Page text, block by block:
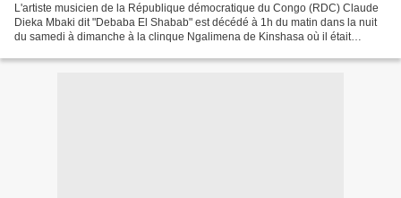
L'artiste musicien de la République démocratique du Congo (RDC) Claude
Dieka Mbaki dit "Debaba El Shabab" est décédé à 1h du matin dans la nuit
du samedi à dimanche à la clinque Ngalimena de Kinshasa où il était